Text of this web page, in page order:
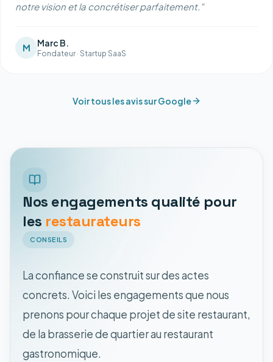
notre vision et la concrétiser parfaitement. ”
M Marc B.
Fondateur · Startup SaaS
Voir tous les avis sur Google
Nos engagements qualité pour
les restaurateurs
CONSEILS
La confiance se construit sur des actes
concrets. Voici les engagements que nous
prenons pour chaque projet de site restaurant,
de la brasserie de quartier au restaurant
gastronomique.